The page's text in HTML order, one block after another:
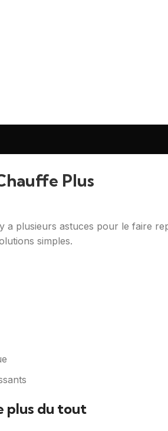
Plus
a plusieurs astuces pour le faire
simples.
plus du tout